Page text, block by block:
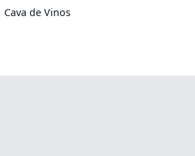
Cava de Vinos